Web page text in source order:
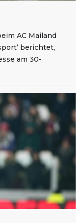
AC Mailand
berichtet,
am 30-